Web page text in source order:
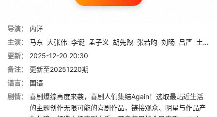
导演：
内详
主演：
马东 大张伟 李诞 孟子义 胡先煦 张若昀 刘旸 吕严 土豆
更新：
2025-12-20 20:30
备注：
更新至20251220期
语言：
国语
剧情：
喜剧爆综再度来袭，喜剧人们集结Again！选取最贴近生活
的主题创作无限可能的喜剧作品，链接观众、明星与作品产